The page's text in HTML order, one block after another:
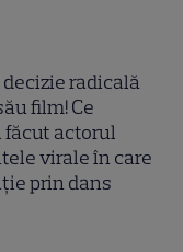
decizie radicală
film! Ce
făcut actorul
virale în care
prin dans